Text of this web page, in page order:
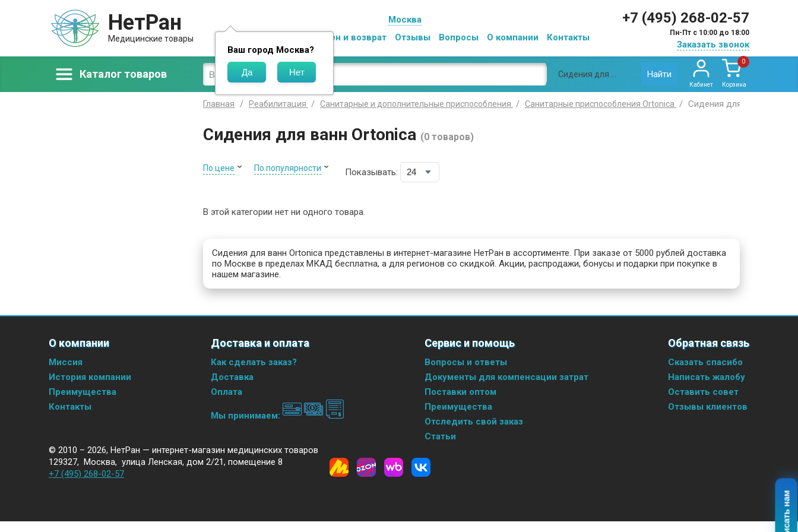
НетРан
Медицинские товары
Москва
Ваш город Москва?
Обмен и возврат Отзывы Вопросы О компании Контакты
+7 (495) 268-02-57
Пн-Пт с 10:00 до 18:00
Заказать звонок
Каталог товаров Найти
Кабинет
0
Корзина
Главная Реабилитация Санитарные и дополнительные приспособления Санитарные приспособления Ortonica Сидения для ванн Ortonica
Сидения для ванн Ortonica (0 товаров)
По цене По популярности Показывать:
В этой категории нет ни одного товара.
Сидения для ванн Ortonica представлены в интернет-магазине НетРан в ассортименте. При заказе от 5000 рублей доставка
по Москве в пределах МКАД бесплатна, а для регионов со скидкой. Акции, распродажи, бонусы и подарки при покупке в
нашем магазине.
О компании
Миссия
История компании
Преимущества
Контакты
Доставка и оплата
Как сделать заказ?
Доставка
Оплата
Мы принимаем:
Сервис и помощь
Вопросы и ответы
Документы для компенсации затрат
Поставки оптом
Преимущества
Отследить свой заказ
Статьи
Обратная связь
Сказать спасибо
Написать жалобу
Оставить совет
Отзывы клиентов
© 2010 – 2026, НетРан — интернет-магазин медицинских товаров
129327, Москва, улица Ленская, дом 2/21, помещение 8
+7 (495) 268-02-57